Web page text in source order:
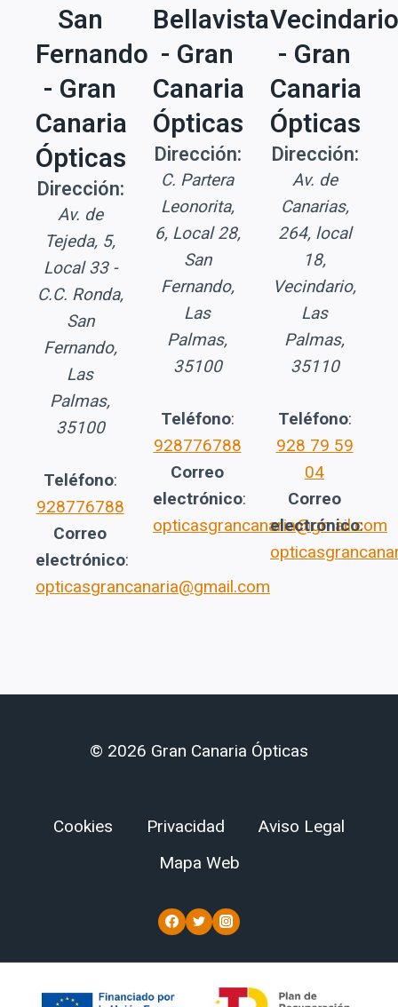
San
Fernando
- Gran
Canaria
Ópticas
Dirección:
Av. de
Tejeda, 5,
Local 33 -
C.C. Ronda,
San
Fernando,
Las
Palmas,
35100
Teléfono:
928776788
Correo
electrónico:
opticasgrancanaria@gmail.com
Bellavista
- Gran
Canaria
Ópticas
Dirección:
C. Partera
Leonorita,
6, Local 28,
San
Fernando,
Las
Palmas,
35100
Teléfono:
928776788
Correo
electrónico:
opticasgrancanaria@gmail.com
Vecindario
- Gran
Canaria
Ópticas
Dirección:
Av. de
Canarias,
264, local
18,
Vecindario,
Las
Palmas,
35110
Teléfono:
928 79 59
04
Correo
electrónico:
© 2026 Gran Canaria Ópticas
Cookies Privacidad
Aviso Legal
Mapa Web